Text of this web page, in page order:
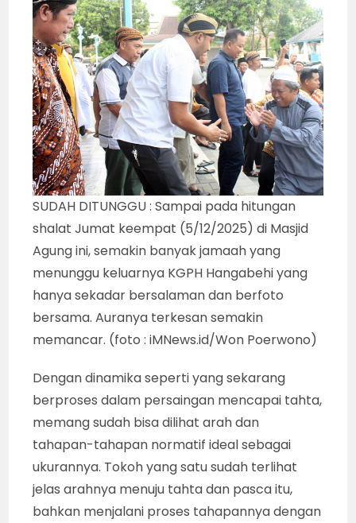
SUDAH DITUNGGU : Sampai pada hitungan
shalat Jumat keempat (5/12/2025) di Masjid
Agung ini, semakin banyak jamaah yang
menunggu keluarnya KGPH Hangabehi yang
hanya sekadar bersalaman dan berfoto
bersama. Auranya terkesan semakin
memancar. (foto : iMNews.id/Won Poerwono)
Dengan dinamika seperti yang sekarang
berproses dalam persaingan mencapai tahta,
memang sudah bisa dilihat arah dan
tahapan-tahapan normatif ideal sebagai
ukurannya. Tokoh yang satu sudah terlihat
jelas arahnya menuju tahta dan pasca itu,
bahkan menjalani proses tahapannya dengan